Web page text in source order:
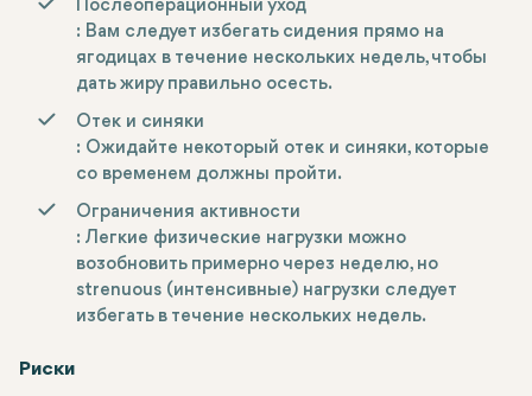
Послеоперационный уход
: Вам следует избегать сидения прямо на
ягодицах в течение нескольких недель, чтобы
дать жиру правильно осесть.
Отек и синяки
: Ожидайте некоторый отек и синяки, которые
со временем должны пройти.
Ограничения активности
: Легкие физические нагрузки можно
возобновить примерно через неделю, но
strenuous (интенсивные) нагрузки следует
избегать в течение нескольких недель.
Риски